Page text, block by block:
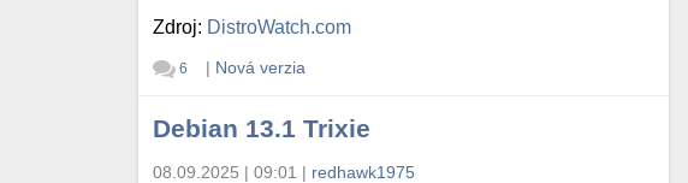
Zdroj: DistroWatch.com
6 | Nová verzia
Debian 13.1 Trixie
08.09.2025 | 09:01 | redhawk1975